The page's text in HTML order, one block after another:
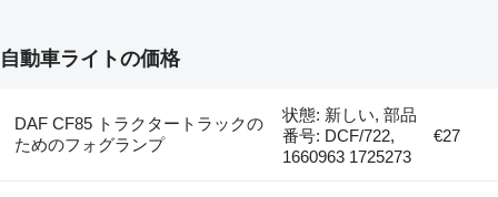
自動車ライトの価格
DAF CF85 トラクタートラックの
ためのフォグランプ
状態: 新しい, 部品
番号: DCF/722,
1660963 1725273
€27